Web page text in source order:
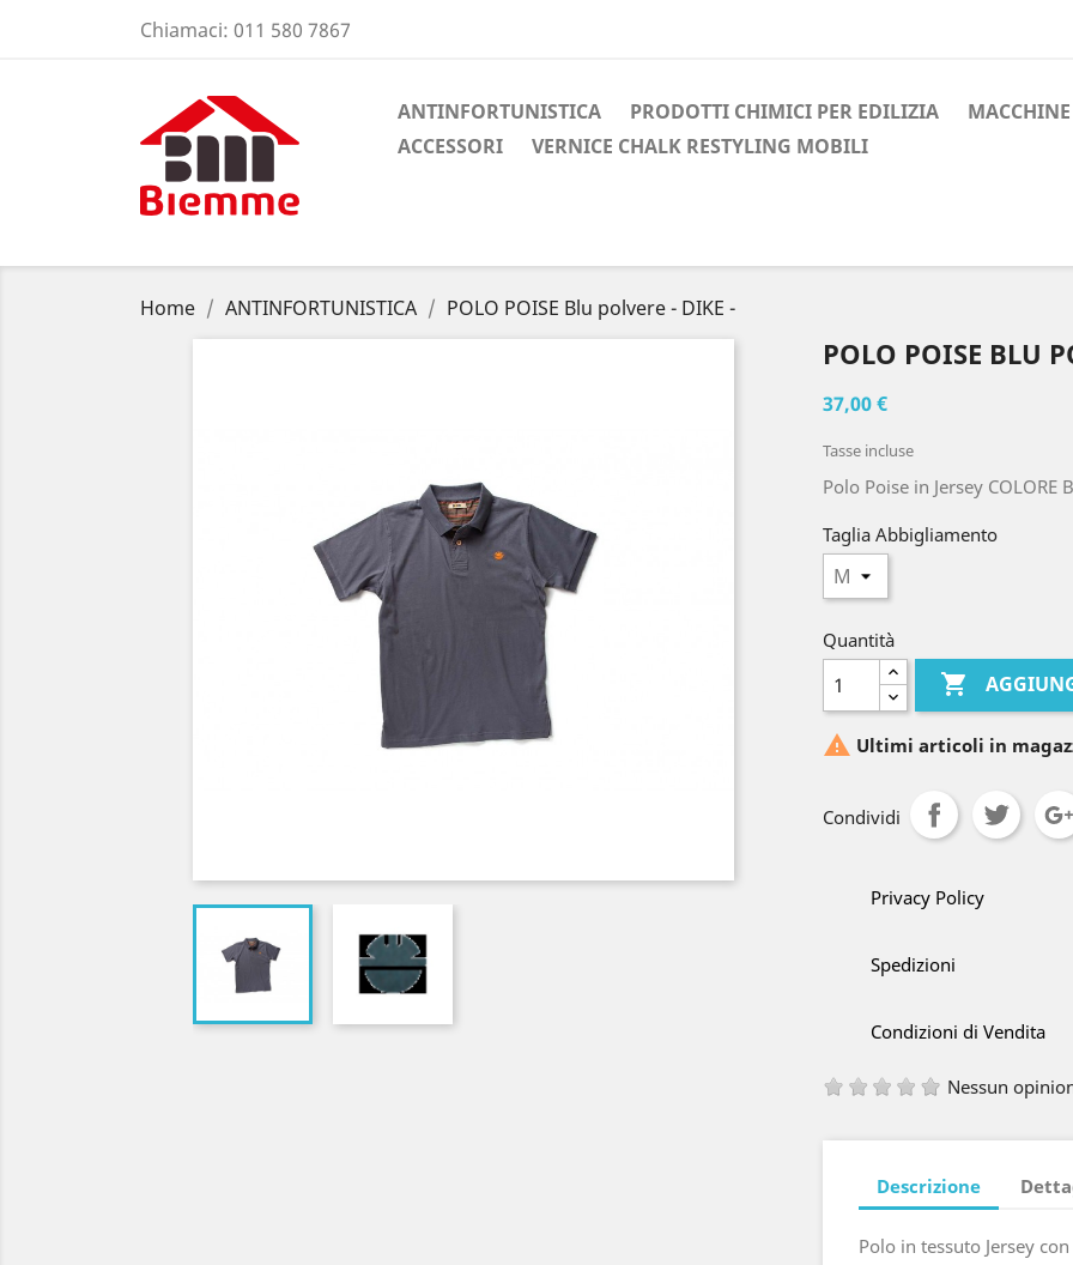
Chiamaci: 011 580 7867
ANTINFORTUNISTICA PRODOTTI CHIMICI PER EDILIZIA
ACCESSORI
VERNICE CHALK RESTYLING MOBILI
Home ANTINFORTUNISTICA POLO POISE Blu polvere - DIKE -
POLO POISE BLU
37,00 €
Tasse incluse
Polo Poise in Jersey COLORE
Taglia Abbigliamento
Quantità

 Ultimi articoli in
Condividi
Privacy Policy
Spedizioni
Condizioni di Vendita
Nessun
Descrizione
Polo in tessuto Jersey